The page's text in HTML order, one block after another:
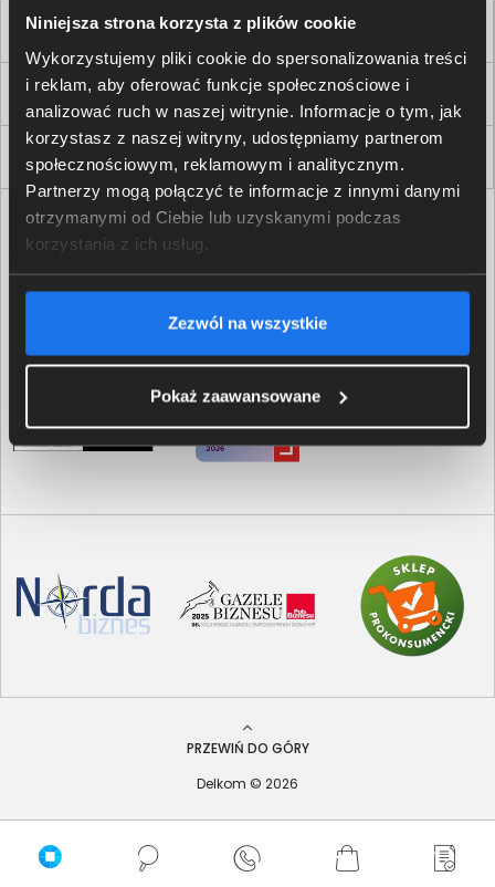
Niniejsza strona korzysta z plików cookie
Wykorzystujemy pliki cookie do spersonalizowania treści
i reklam, aby oferować funkcje społecznościowe i
analizować ruch w naszej witrynie. Informacje o tym, jak
korzystasz z naszej witryny, udostępniamy partnerom
społecznościowym, reklamowym i analitycznym.
Partnerzy mogą połączyć te informacje z innymi danymi
otrzymanymi od Ciebie lub uzyskanymi podczas
korzystania z ich usług.
Zezwól na wszystkie
Pokaż zaawansowane
Dla Firm i Instytucji
Zakupy
Delkom 2000
PRZEWIŃ DO GÓRY
Delkom © 2026